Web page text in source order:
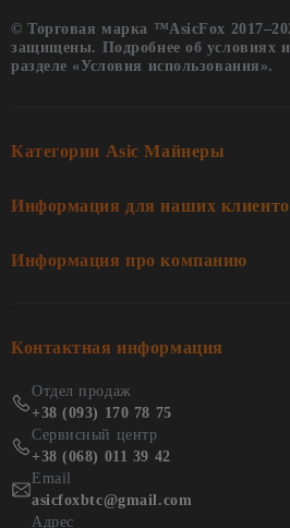
© Торговая марка ™AsicFox
защищены. Подробнее об условиях
разделе «Условия использования».
Категории Asic Майнеры
Информация для наших
Информация про компанию
Контактная информация
Отдел продаж
+38 (093) 170 78 75
Сервисный центр
+38 (068) 011 39 42
Email
asicfoxbtc@gmail.com
Адрес